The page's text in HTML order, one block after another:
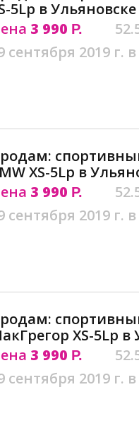
5Lр в Ульяновске
3 990 Р.
сентября 2019 г.
XS-5Lр в
3 990 Р.
сентября 2019 г.
XS-5Lр в
3 990 Р.
сентября 2019 г.